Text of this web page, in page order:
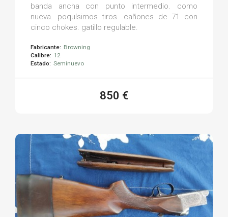
banda ancha con punto intermedio. como
nueva. poquísimos tiros. cañones de 71 con
cinco chokes. gatillo regulable.
Fabricante: Browning
Calibre: 12
Estado: Seminuevo
850 €